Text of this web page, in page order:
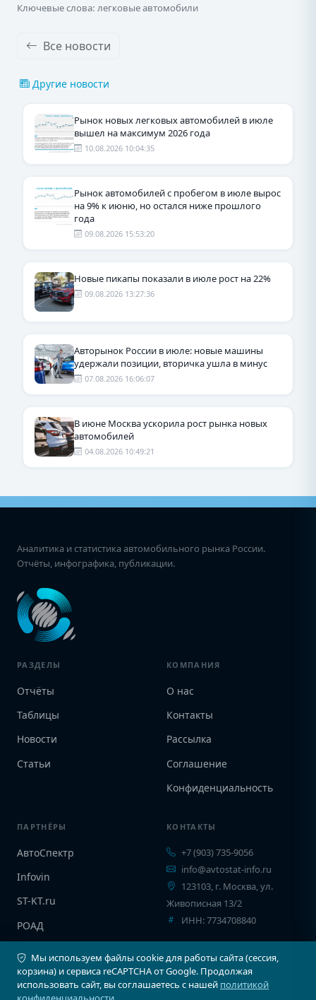
Ключевые слова: легковые автомобили
Все новости
Другие новости
Рынок новых легковых автомобилей в июле
вышел на максимум 2026 года
10.08.2026 10:04:35
Рынок автомобилей с пробегом в июле вырос
на 9% к июню, но остался ниже прошлого
года
09.08.2026 15:53:20
Новые пикапы показали в июле рост на 22%
09.08.2026 13:27:36
Авторынок России в июле: новые машины
удержали позиции, вторичка ушла в минус
07.08.2026 16:06:07
В июне Москва ускорила рост рынка новых
автомобилей
04.08.2026 10:49:21
Аналитика и статистика автомобильного рынка России.
Отчёты, инфографика, публикации.
РАЗДЕЛЫ
Отчёты
Таблицы
Новости
Статьи
КОМПАНИЯ
О нас
Контакты
Рассылка
Соглашение
Конфиденциальность
ПАРТНЁРЫ
АвтоСпектр
Infovin
ST-KT.ru
РОАД
КОНТАКТЫ
+7 (903) 735-9056
info@avtostat-info.ru
123103, г. Москва, ул.
Живописная 13/2
ИНН: 7734708840
Мы используем файлы cookie для работы сайта (сессия,
корзина) и сервиса reCAPTCHA от Google. Продолжая
использовать сайт, вы соглашаетесь с нашей политикой